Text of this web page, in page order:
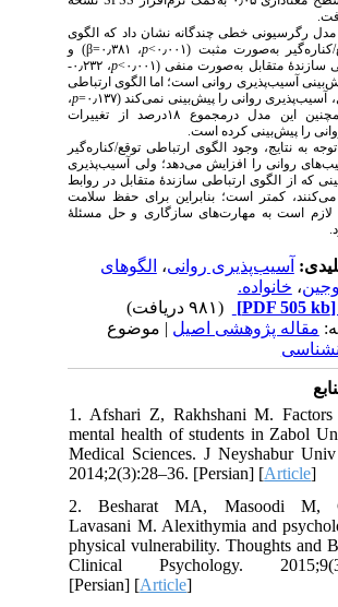
رگرسیونی خطی چندگانه نشان داد که الگوی
به‌صورت مثبت (۰٫۰۰۱>
p، ۰٫۳۸۱= β) و
متقابل به‌صورت منفی (۰٫۰۰۱>
p
، ۰٫۲۳۲-
آسیب‌پذیری روانی است؛ اما الگوی ارتباطی
روانی را پیش‌بینی نمی‌کند (۰٫۱۳۷=
p،
)؛ همچنین این مدل درمجموع ۱۸درصد از تغییرات
را پیش‌بینی کرده است.
به نتایج، وجود الگوی ارتباطی توقع/کناره‌گیر
روانی را افزایش می‌دهد؛ ولی آسیب‌پذیری
که از الگوی ارتباطی سازندهٔ متقابل در روابط
کمتر است؛ بنابراین برای حفظ سلامت
لازم است به مهارت‌های سازگاری و حل مسئلهٔ
آسیب‌پذیری روانی،الگوهای
،خانواده.
مقاله پژوهشی اصیل| موضوع
1. Afshari Z, Rakhshani M.
mental health of students in Zabol
Medical Sciences. J Neyshabur
2014;2(3):28–36. [Persian] [Article
2. Besharat MA, Masoodi M,
Lavasani M. Alexithymia and
physical vulnerability. Thoughts and
Clinical Psychology.
[Persian] [Article